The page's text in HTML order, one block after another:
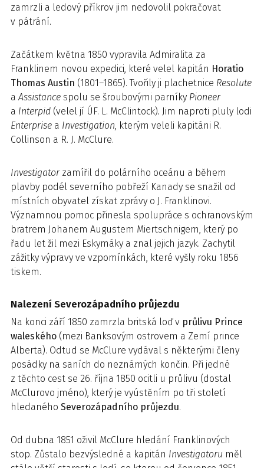
zamrzli a ledový příkrov jim nedovolil pokračovat
v pátrání.
Začátkem května 1850 vypravila Admiralita za
Franklinem novou expedici, které velel kapitán Horatio
Thomas Austin (1801–1865). Tvořily ji plachetnice Resolute
aAssistance spolu se šroubovými parníky Pioneer
a Interpid (velel jí ÚF. L. McClintock). Jim naproti pluly lodi
Enterprise a Investigation, kterým veleli kapitáni R.
Collinson a R. J. McClure.
Investigator zamířil do polárního oceánu a během
plavby podél severního pobřeží Kanady se snažil od
místních obyvatel získat zprávy o J. Franklinovi.
Významnou pomoc přinesla spolupráce s ochranovským
bratrem Johanem Augustem Miertschnigem, který po
řadu let žil mezi Eskymáky a znal jejich jazyk. Zachytil
zážitky výpravy ve vzpomínkách, které vyšly roku 1856
tiskem.
Nalezení Severozápadního průjezdu
Na konci září 1850 zamrzla britská loď v průlivu Prince
waleského (mezi Banksovým ostrovem a Zemí prince
Alberta). Odtud se McClure vydával s některými členy
posádky na saních do neznámých končin. Při jedné
z těchto cest se 26. října 1850 ocitli u průlivu (dostal
McClurovo jméno), který je vyústěním po tři století
hledaného Severozápadního průjezdu.
Od dubna 1851 oživil McClure hledání Franklinových
stop. Zůstalo bezvýsledné a kapitán Investigatoru měl